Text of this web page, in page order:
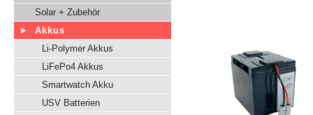
Solar + Zubehör
Akkus
Li-Polymer Akkus
LiFePo4 Akkus
Smartwatch Akku
USV Batterien